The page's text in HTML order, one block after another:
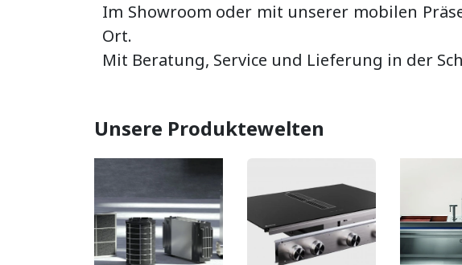
Im Showroom oder mit unserer mobilen
Ort.
Mit Beratung, Service und Lieferung in der
Unsere Produktewelten